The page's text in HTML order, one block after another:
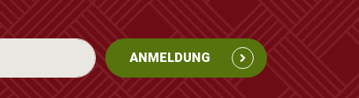
ANMELDUNG